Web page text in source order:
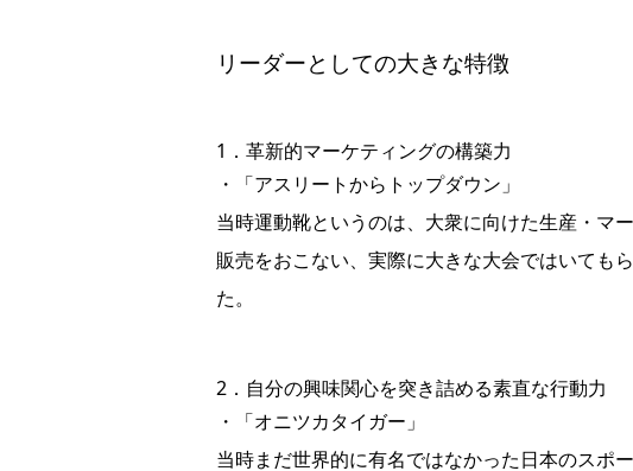
リーダーとしての大きな特徴
1．革新的マーケティングの構築力
・「アスリートからトップダウン」
当時運動靴というのは、大衆に向けた生産・マ
販売をおこない、実際に大きな大会ではいても
た。
2．自分の興味関心を突き詰める素直な行動力
・「オニツカタイガー」
当時まだ世界的に有名ではなかった日本のスポ